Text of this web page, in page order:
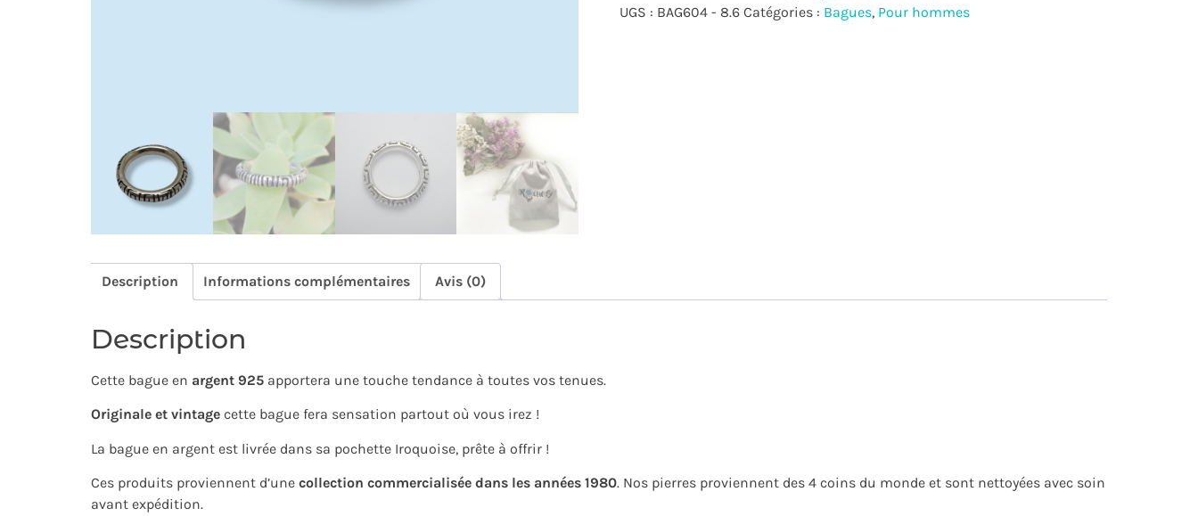
UGS : BAG604 - 8.6 Catégories : Bagues, Pour hommes
Description Informations complémentaires Avis (0)
Description
Cette bague en argent 925 apportera une touche tendance à toutes vos tenues.
Originale et vintage cette bague fera sensation partout où vous irez !
La bague en argent est livrée dans sa pochette Iroquoise, prête à offrir !
Ces produits proviennent d’une collection commercialisée dans les années 1980. Nos pierres proviennent des 4 coins du monde et sont nettoyées avec soin
avant expédition.